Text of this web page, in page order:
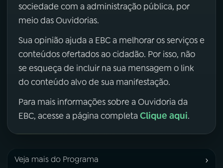
sociedade com a administração pública, por
meio das Ouvidorias.
Sua opinião ajuda a EBC a melhorar os serviços e
conteúdos ofertados ao cidadão. Por isso, não
se esqueça de incluir na sua mensagem o link
do conteúdo alvo de sua manifestação.
Para mais informações sobre a Ouvidoria da
EBC, acesse a página completa Clique aqui.
Veja mais do Programa ›